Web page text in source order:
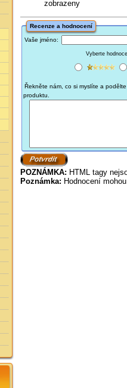
zobrazeny
Recenze a hodnocení
Vaše jméno:
Vyberte
Řekněte nám, co si myslíte a
produktu.
POZNÁMKA: HTML tagy
Poznámka: Hodnocení